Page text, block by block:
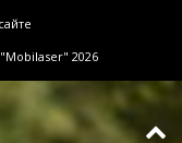
2026